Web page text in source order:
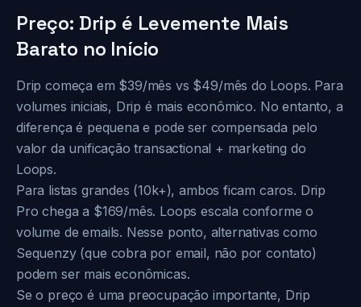
Preço: Drip é Levemente Mais
Barato no Início
Drip começa em $39/mês vs $49/mês do Loops. Para
volumes iniciais, Drip é mais econômico. No entanto, a
diferença é pequena e pode ser compensada pelo
valor da unificação transactional + marketing do
Loops.
Para listas grandes (10k+), ambos ficam caros. Drip
Pro chega a $169/mês. Loops escala conforme o
volume de emails. Nesse ponto, alternativas como
Sequenzy (que cobra por email, não por contato)
podem ser mais econômicas.
Se o preço é uma preocupação importante, Drip